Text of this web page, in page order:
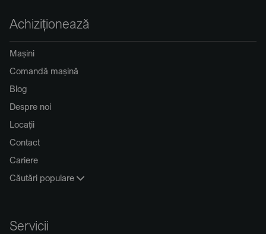
Achiziționează
Mașini
Comandă mașină
Blog
Despre noi
Locații
Contact
Cariere
Căutări populare
Servicii